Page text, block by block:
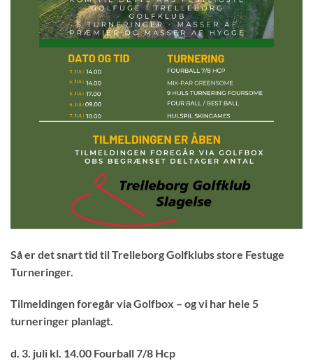
Så er det snart tid til Trelleborg Golfklubs store Festuge
Turneringer.
Tilmeldingen foregår via Golfbox – og vi har hele 5
turneringer planlagt.
d. 3. juli kl. 14.00 Fourball 7/8 Hcp